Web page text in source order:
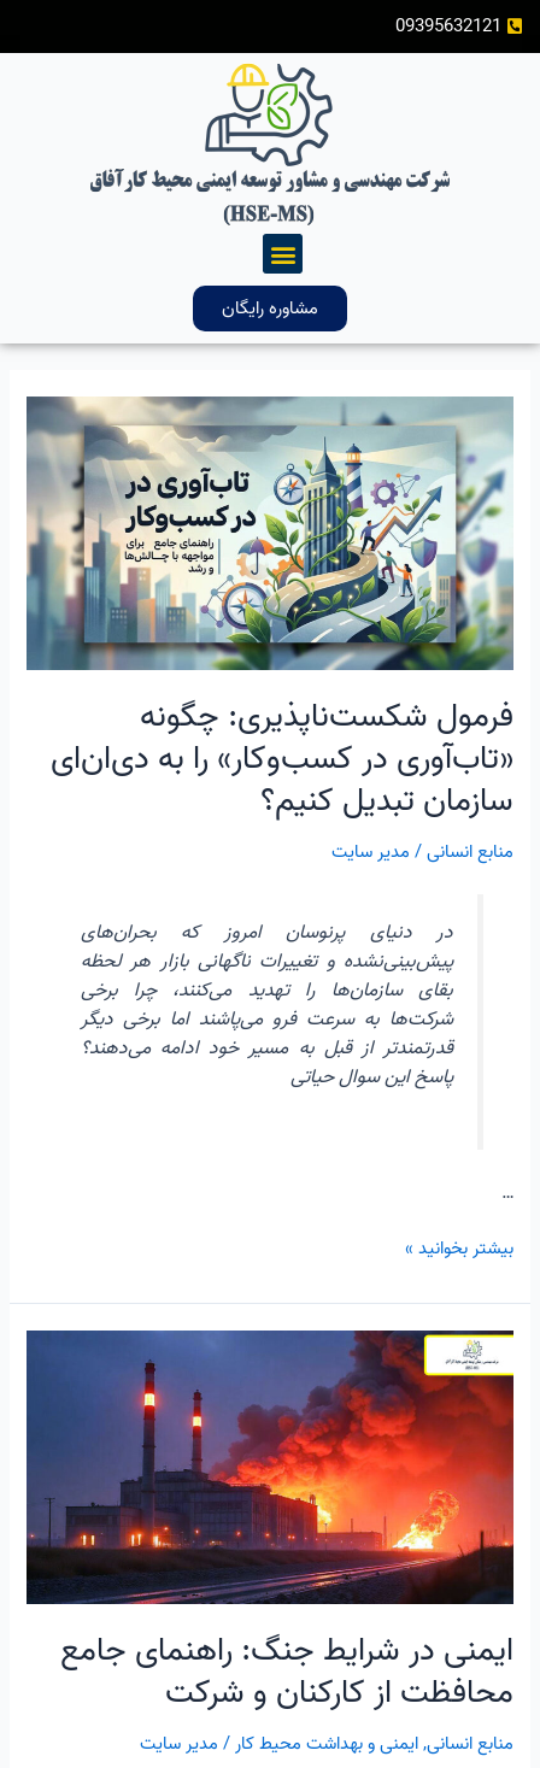
پرش 09395632121
فهرست
مشاوره رایگان
فرمول شکست‌ناپذیری: چگونه
«تاب‌آوری در کسب‌و‌کار» را به دی‌ان‌ای
سازمان تبدیل کنیم؟
منابع انسانی/ مدیر سایت
در دنیای پرنوسان امروز که بحران‌های
پیش‌بینی‌نشده و تغییرات ناگهانی بازار هر لحظه
بقای سازمان‌ها را تهدید می‌کنند، چرا برخی
شرکت‌ها به سرعت فرو می‌پاشند اما برخی دیگر
قدرتمندتر از قبل به مسیر خود ادامه می‌دهند؟
پاسخ این سوال حیاتی
…
فرمول
شکست‌ناپذیری:
چگونه
«تاب‌آوری
در
کسب‌و‌کار»
را
به
دی‌ان‌ای
سازمان
تبدیل
کنیم؟
بیشتر بخوانید »
ایمنی در شرایط جنگ: راهنمای جامع
محافظت از کارکنان و شرکت
منابع انسانی,ایمنی و بهداشت محیط کار/ مدیر سایت
ایمنی
در
شرایط
جنگ:
راهنمای
جامع
محافظت
از
کارکنان
و
شرکت